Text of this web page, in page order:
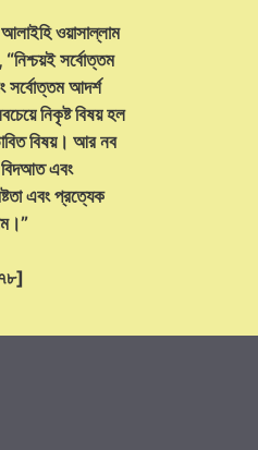
ওয়াসাল্লাম
সর্বোত্তম
সর্বোত্তম আদর্শ
নিকৃষ্ট বিষয় হল
বিষয়। আর নব
বিদআত এবং
এবং প্রত্যেক